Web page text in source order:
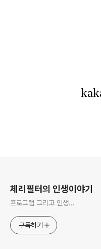
체리필터의 인생이야기
프로그램 그리고 인생...
구독하기